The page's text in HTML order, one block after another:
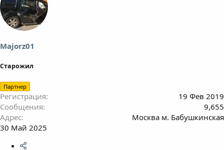
Majorz01
Старожил
Партнер
Регистрация
19 Фев 2019
Сообщения
9,655
Адрес
Москва м. Бабушкинская
30 Май 2025